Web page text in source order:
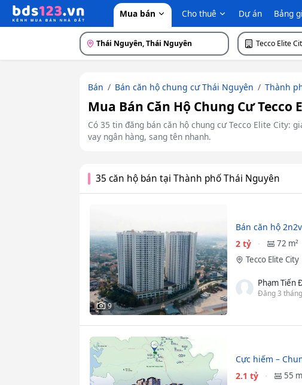
Mua bán Cho thuê Dự án Bảng
Thái Nguyên, Thái Nguyên Tecco Elite
Bán Bán căn hộ chung cư Thái Nguyên Thành
Mua Bán Căn Hộ Chung Cư Tecco
Có 35 tin đăng bán căn hộ chung cư Tecco Elite City:
vay ngân hàng, sang tên nhanh.
35 căn hộ bán tại Thành phố Thái Nguyên
9
Bán căn hộ
2 tỷ
72 m²
Tecco Elite City
Phạm Tiến
Đăng 3
Cực hiếm –
2.1 tỷ
55